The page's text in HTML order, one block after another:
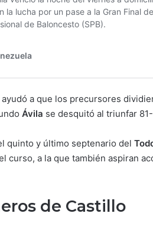
a que los precursores
Ávila se desquitó al triunfar
quinto y último septenario del
curso, a la que también aspiran
de Castillo